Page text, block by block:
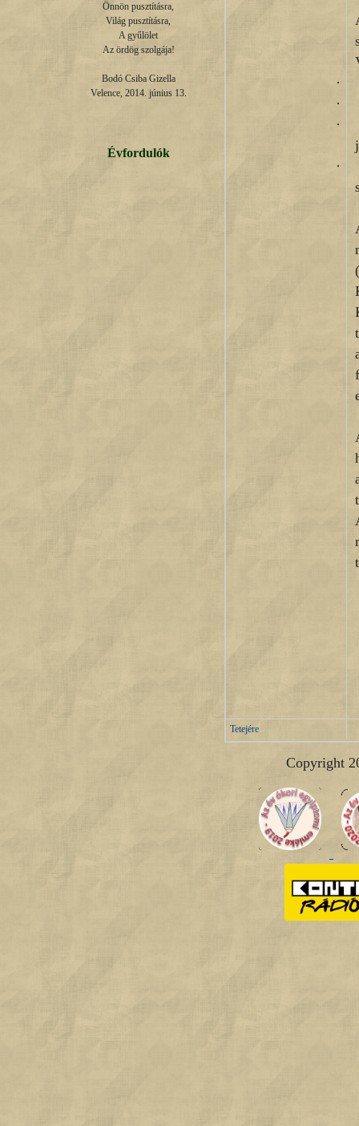
Önnön pusztításra,
Világ pusztításra,
A gyűlölet
Az ördög szolgája!
Bodó Csiba Gizella
Velence, 2014. június 13.
Évfordulók
·
·
·
·
Tetejére
Copyright